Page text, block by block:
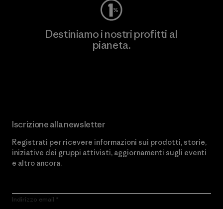
Destiniamo i nostri profitti al
pianeta.
Iscrizione alla newsletter
Registrati per ricevere informazioni sui prodotti, storie,
iniziative dei gruppi attivisti, aggiornamenti sugli eventi
e altro ancora.
Indirizzo email